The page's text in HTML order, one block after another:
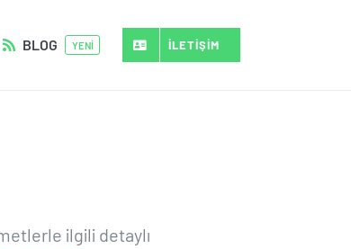
BLOG YENİ İLETİŞİM
ilgili detaylı